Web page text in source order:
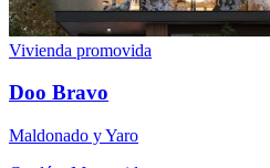
Vivienda promovida
Doo Bravo
Maldonado y Yaro